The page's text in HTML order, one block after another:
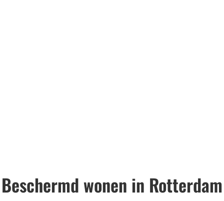
Beschermd wonen in Rotterdam